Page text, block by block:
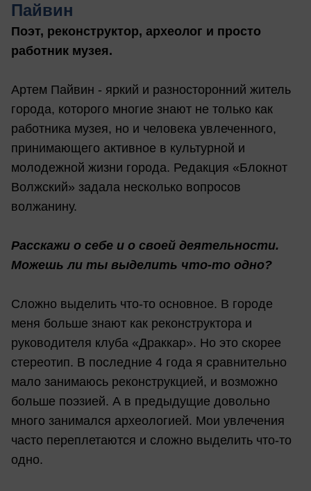
Пайвин
Поэт, реконструктор, археолог и просто
работник музея.
Артем Пайвин - яркий и разносторонний житель
города, которого многие знают не только как
работника музея, но и человека увлеченного,
принимающего активное в культурной и
молодежной жизни города. Редакция «Блокнот
Волжский» задала несколько вопросов
волжанину.
Расскажи о себе и о своей деятельности.
Можешь ли ты выделить что-то одно?
Сложно выделить что-то основное. В городе
меня больше знают как реконструктора и
руководителя клуба «Драккар». Но это скорее
стереотип. В последние 4 года я сравнительно
мало занимаюсь реконструкцией, и возможно
больше поэзией. А в предыдущие довольно
много занимался археологией. Мои увлечения
часто переплетаются и сложно выделить что-то
одно.